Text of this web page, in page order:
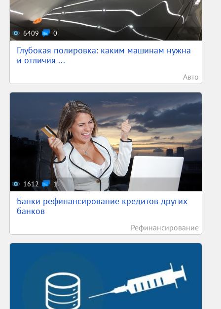
6409 0
Глубокая полировка: каким машинам нужна
и отличия ...
Авто
1612 1
Банки рефинансирование кредитов других
банков
Рефинансирование